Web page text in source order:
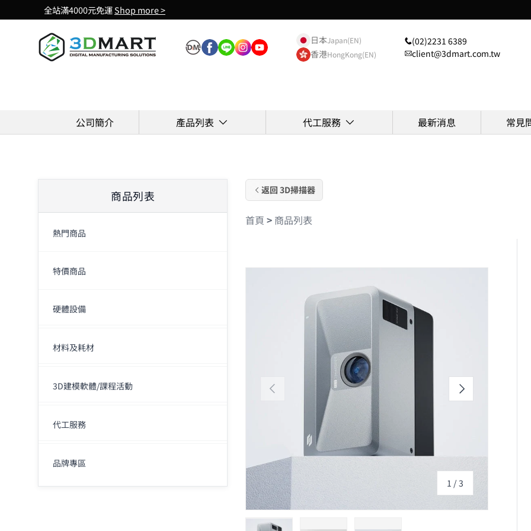
Skip to content
全站滿4000元免運Shop more >
日本Japan(EN)
香港HongKong(EN)
(02)2231 6389
client@3dmart.com.tw
公司簡介 產品列表 代工服務 最新消息 常見
商品列表
熱門商品
特價商品
硬體設備
材料及耗材
3D建模軟體/課程活動
代工服務
品牌專區
返回 3D掃描器
首頁 > 商品列表
Skip to product information
上一個
1 / 的
3
下一個